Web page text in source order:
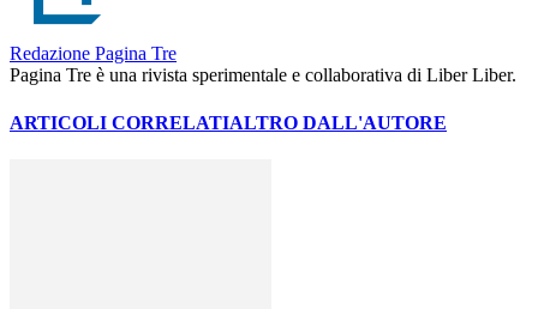
Redazione Pagina Tre
Pagina Tre è una rivista sperimentale e collaborativa di Liber Liber.
ARTICOLI CORRELATIALTRO DALL'AUTORE